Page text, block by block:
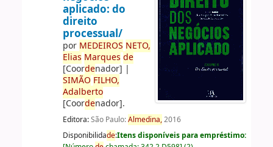
aplicado: do
direito
processual/
por MEDEIROS NETO,
Elias Marques de
[Coordenador] |
SIMÃO FILHO,
Adalberto
[Coordenador].
Editora:São Paulo:Almedina,2016
Disponibilidade:Itens disponíveis para empréstimo: